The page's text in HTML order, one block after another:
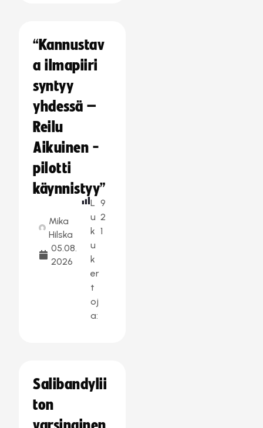
“Kannustav
a ilmapiiri
syntyy
yhdessä –
Reilu
Aikuinen -
pilotti
käynnistyy”
Mika
Hilska
05.08.
2026
L
u
k
u
k
er
t
oj
a:
9
2
1
Salibandylii
ton